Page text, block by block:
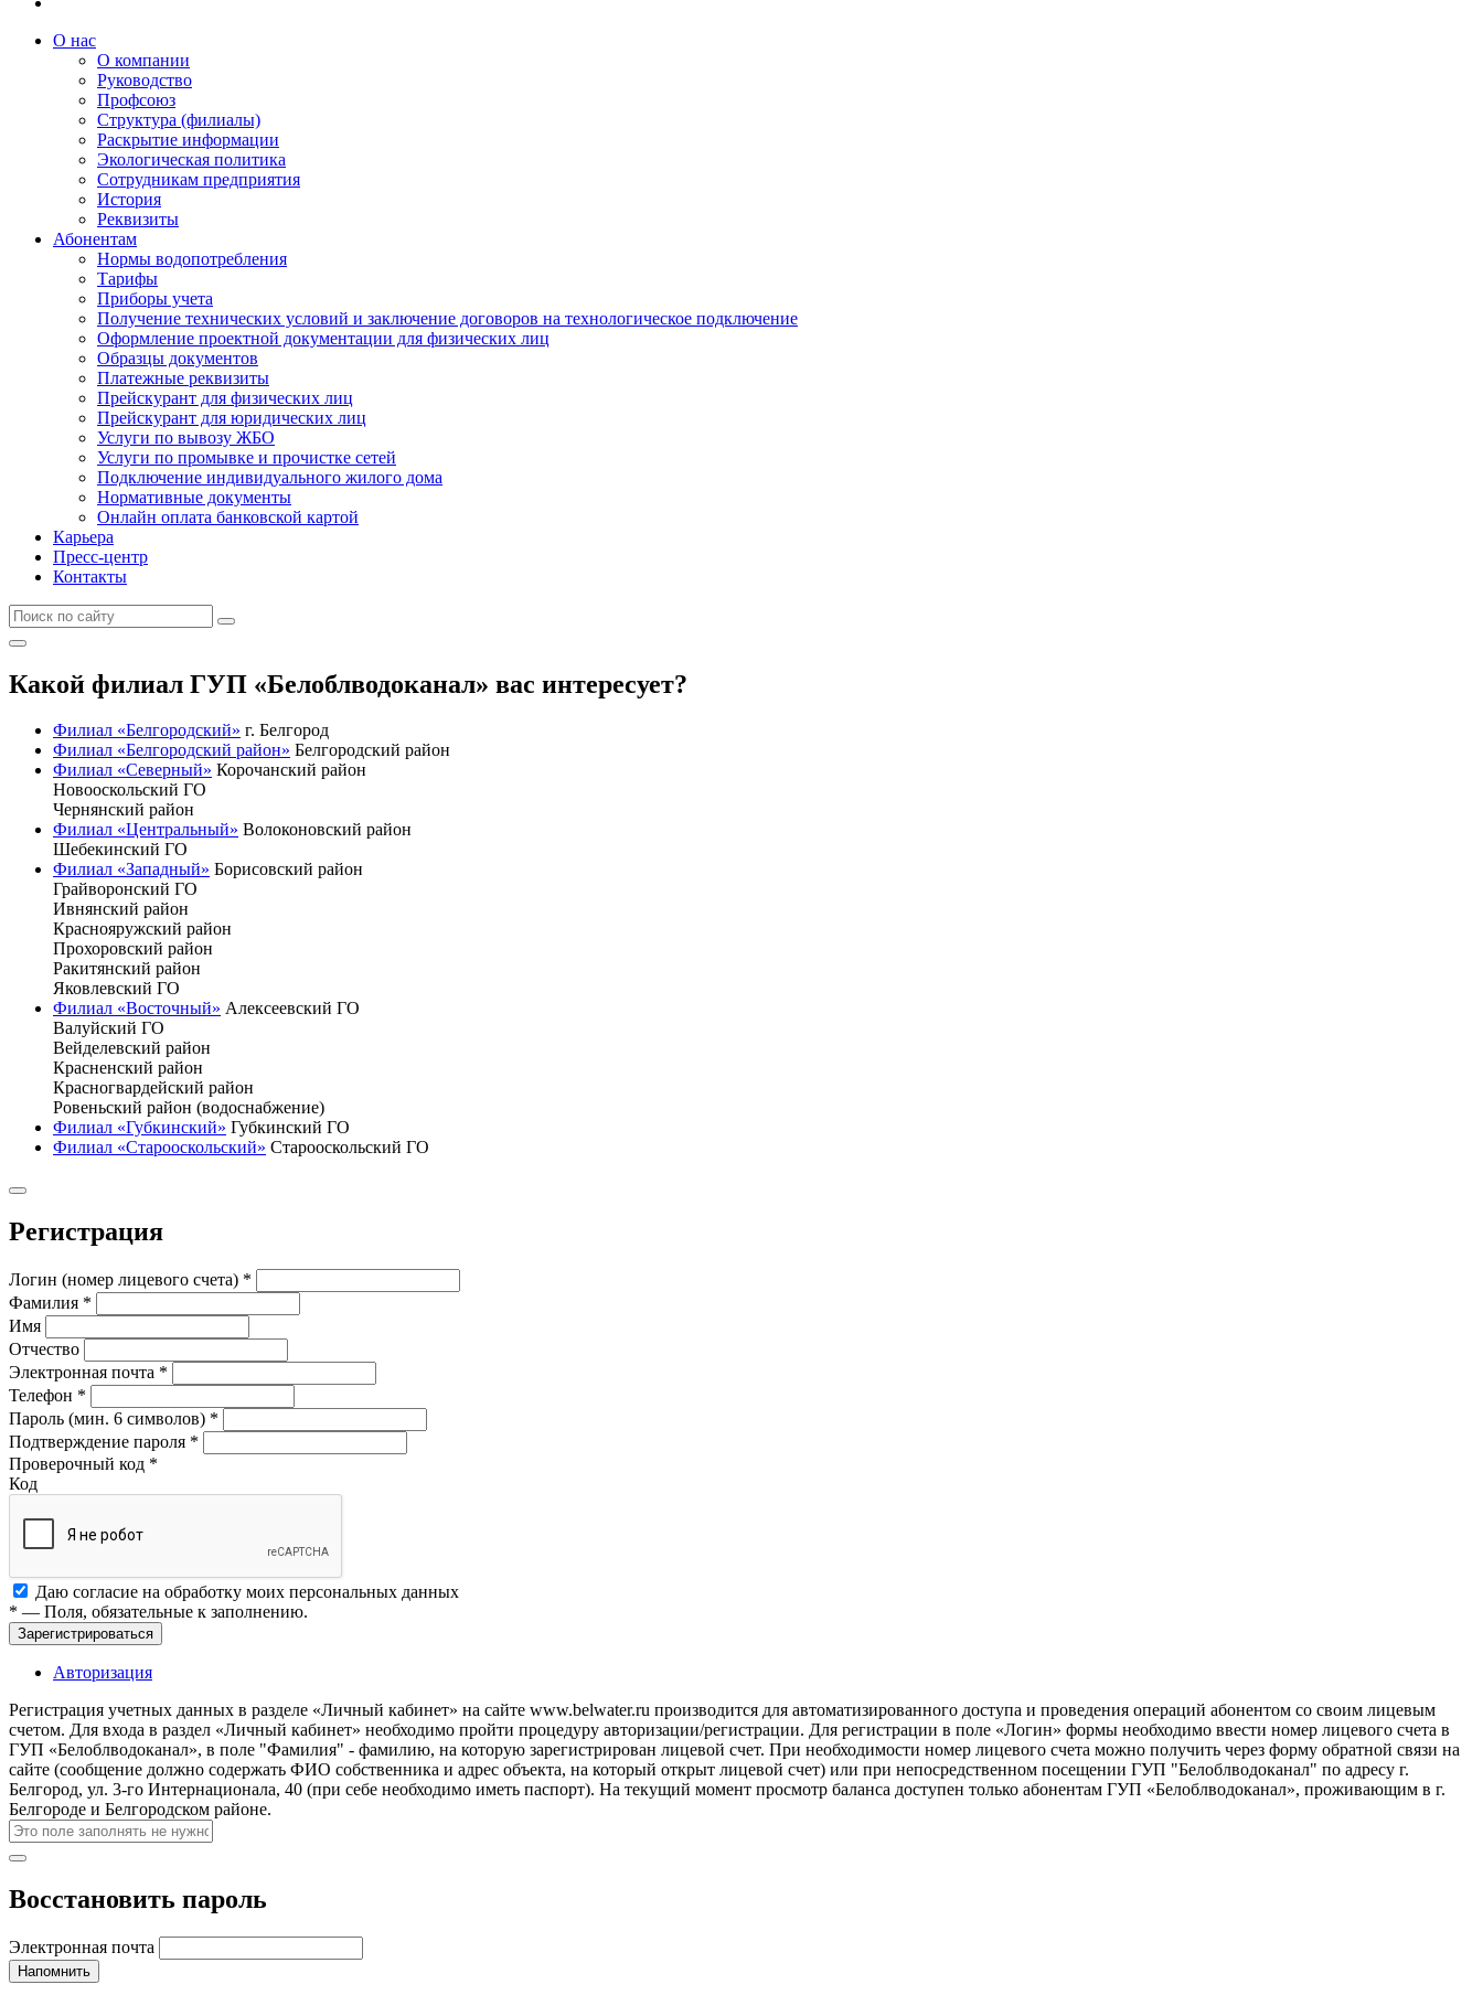
О нас
О компании
Руководство
Профсоюз
Структура (филиалы)
Раскрытие информации
Экологическая политика
Сотрудникам предприятия
История
Реквизиты
Абонентам
Нормы водопотребления
Тарифы
Приборы учета
Получение технических условий и заключение договоров на технологическое подключение
Оформление проектной документации для физических лиц
Образцы документов
Платежные реквизиты
Прейскурант для физических лиц
Прейскурант для юридических лиц
Услуги по вывозу ЖБО
Услуги по промывке и прочистке сетей
Подключение индивидуального жилого дома
Нормативные документы
Онлайн оплата банковской картой
Карьера
Пресс-центр
Контакты
Какой филиал ГУП «Белоблводоканал» вас интересует?
Филиал «Белгородский» г. Белгород
Филиал «Белгородский район» Белгородский район
Филиал «Северный» Корочанский район
Новооскольский ГО
Чернянский район
Филиал «Центральный» Волоконовский район
Шебекинский ГО
Филиал «Западный» Борисовский район
Грайворонский ГО
Ивнянский район
Краснояружский район
Прохоровский район
Ракитянский район
Яковлевский ГО
Филиал «Восточный» Алексеевский ГО
Валуйский ГО
Вейделевский район
Красненский район
Красногвардейский район
Ровеньский район (водоснабжение)
Филиал «Губкинский» Губкинский ГО
Филиал «Старооскольский» Старооскольский ГО
Регистрация
Логин (номер лицевого счета) *
Фамилия *
Имя
Отчество
Электронная почта *
Телефон *
Пароль (мин. 6 символов) *
Подтверждение пароля *
Проверочный код *
Код
Даю согласие на обработку моих персональных данных
* — Поля, обязательные к заполнению.
Зарегистрироваться
Авторизация
Регистрация учетных данных в разделе «Личный кабинет» на сайте www.belwater.ru производится для автоматизированного доступа и проведения операций абонентом со своим лицевым
счетом. Для входа в раздел «Личный кабинет» необходимо пройти процедуру авторизации/регистрации. Для регистрации в поле «Логин» формы необходимо ввести номер лицевого счета в
ГУП «Белоблводоканал», в поле "Фамилия" - фамилию, на которую зарегистрирован лицевой счет. При необходимости номер лицевого счета можно получить через форму обратной связи на
сайте (сообщение должно содержать ФИО собственника и адрес объекта, на который открыт лицевой счет) или при непосредственном посещении ГУП "Белоблводоканал" по адресу г.
Белгород, ул. 3-го Интернационала, 40 (при себе необходимо иметь паспорт). На текущий момент просмотр баланса доступен только абонентам ГУП «Белоблводоканал», проживающим в г.
Белгороде и Белгородском районе.
Восстановить пароль
Электронная почта
Напомнить